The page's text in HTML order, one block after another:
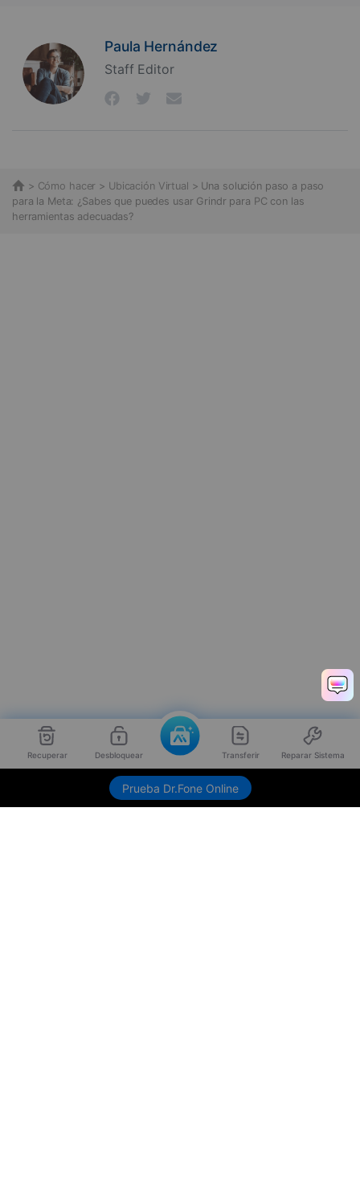
Recuperar Desbloquear Transferir Reparar Sistema
Prueba Dr.Fone Online
Paula Hernández
Staff Editor
> Cómo hacer > Ubicación Virtual > Una solución paso a paso
para la Meta: ¿Sabes que puedes usar Grindr para PC con las
herramientas adecuadas?